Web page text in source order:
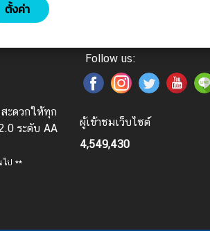
น.
ะดวกให้ทุก
ระดับ AA
ไป **
Follow us:
ผู้เข้าชมเว็บไซต์
4,549,430
ตั้งค่า